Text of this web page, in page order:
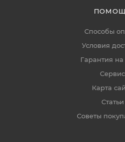
Способы
Условия
Гарантия на
Сервис
Карта
Статьи
Советы